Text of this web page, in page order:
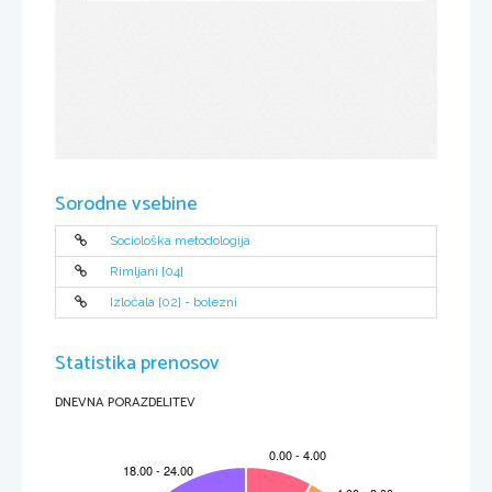
Sorodne vsebine
Sociološka metodologija
Rimljani [04]
Izločala [02] - bolezni
Statistika prenosov
DNEVNA PORAZDELITEV